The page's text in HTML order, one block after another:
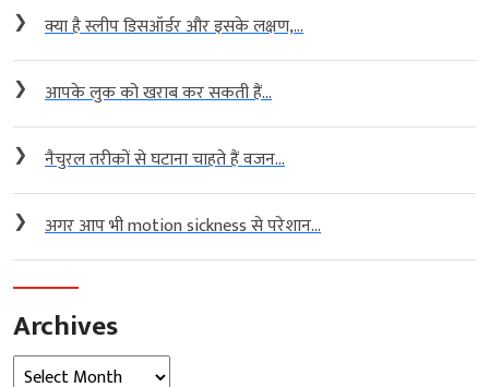
❯ क्या है स्लीप डिसऑर्डर और इसके लक्षण,...
❯ आपके लुक को खराब कर सकती हैं...
❯ नैचुरल तरीकों से घटाना चाहते हैं वजन...
❯ अगर आप भी motion sickness से परेशान...
Archives
Archives